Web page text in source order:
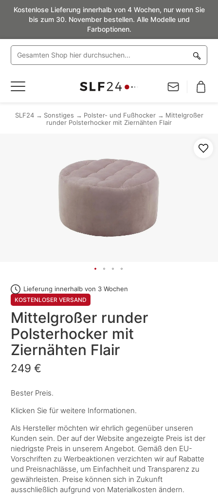
Kostenlose Lieferung innerhalb von 4 Wochen, nur wenn Sie
bis zum 30. November bestellen. Alle Modelle und
Farboptionen.
Navigation
SLF24 Sonstiges Polster- und Fußhocker
Mittelgroßer
runder Polsterhocker mit Ziernähten Flair
Lieferung innerhalb von 3 Wochen
KOSTENLOSER VERSAND
Mittelgroßer runder
Polsterhocker mit
Ziernähten Flair
249 €
Bester Preis.
Klicken Sie für weitere Informationen.
Als Hersteller möchten wir ehrlich gegenüber unseren
Kunden sein. Der auf der Website angezeigte Preis ist der
niedrigste Preis in unserem Angebot. Gemäß den EU-
Vorschriften zu Werbeaktionen verzichten wir auf Rabatte
und Preisnachlässe, um Einfachheit und Transparenz zu
gewährleisten. Preise können sich in Zukunft
ausschließlich aufgrund von Materialkosten ändern.